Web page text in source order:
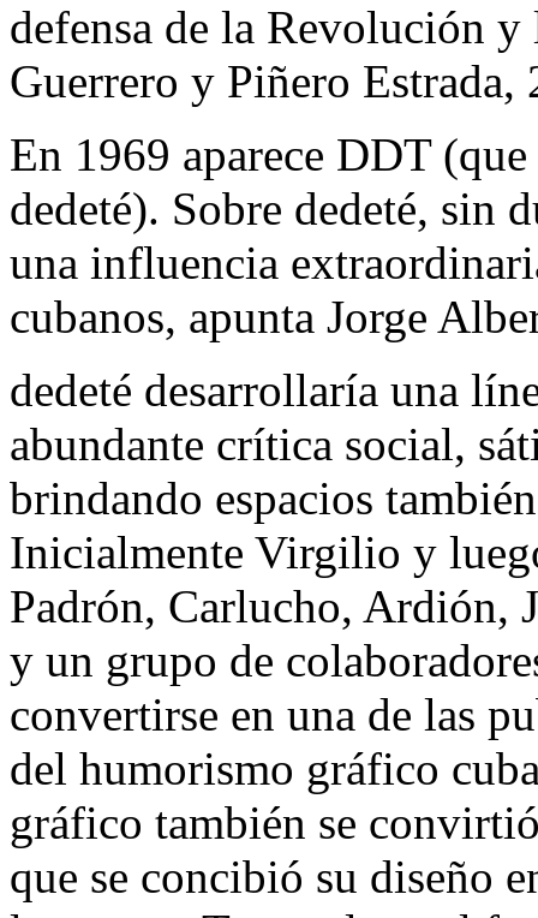
defensa de la Revolución y
Guerrero y Piñero Estrada,
En 1969 aparece DDT(que
dedeté). Sobre dedeté, sin
una influencia
cubanos, apunta Jorge
dedeté desarrollaría una
abundante crítica social,
brindando espacios
Inicialmente Virgilio y
Padrón, Carlucho, Ardión,
y un grupo de
convertirse en una de las
del humorismo gráfico
gráfico también se
que se concibió su diseño